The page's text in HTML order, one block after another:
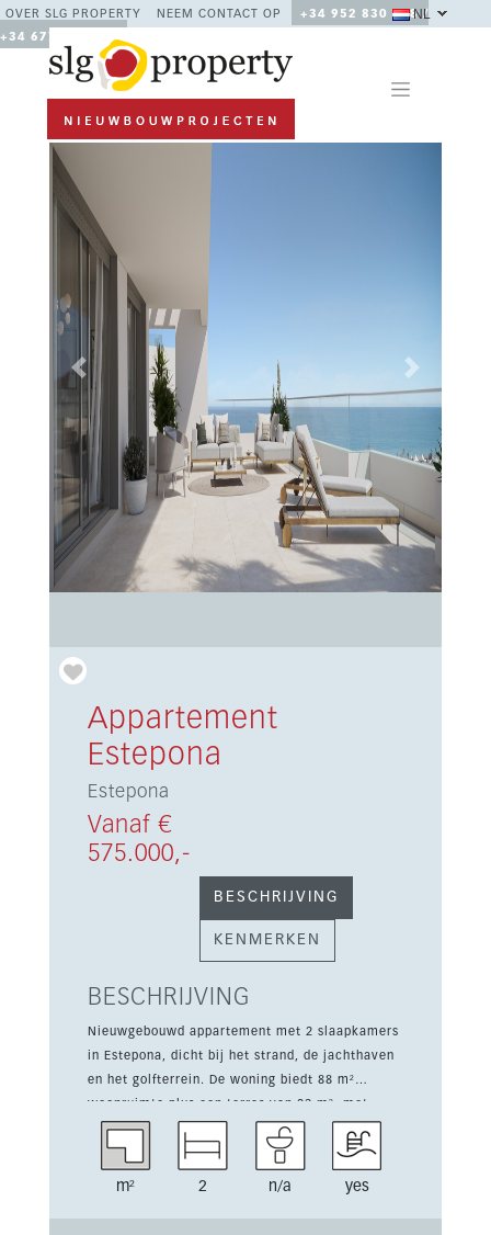
OVER SLG PROPERTY NEEM CONTACT OP
+34 952 830 378 /
+34 677 670 480
NL
Previous Next
Appartement
Estepona
Estepona
Vanaf €
575.000,-
BESCHRIJVING
KENMERKEN
BESCHRIJVING
Nieuwgebouwd appartement met 2 slaapkamers
in Estepona, dicht bij het strand, de jachthaven
en het golfterrein. De woning biedt 88 m²
woonruimte plus een terras van 23 m², met
lichte interieurs, zeezicht en een eigentijdse
indeling. Het appartement beschikt over een
m² 2 n/a yes